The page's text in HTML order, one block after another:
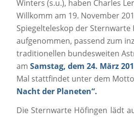
Winters (s.u.), haben Charles
Willkomm am 19. November
Spiegelteleskop der Sternwarte
aufgenommen, passend zum
traditionellen bundesweiten
am Samstag, dem 24. März
Mal stattfindet unter dem Motto
Nacht der Planeten“.
Die Sternwarte Höfingen lädt